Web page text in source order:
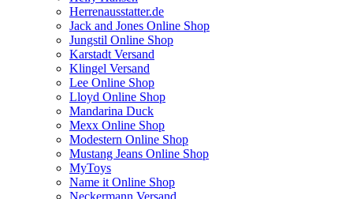
Herrenausstatter.de
Jack and Jones Online Shop
Jungstil Online Shop
Karstadt Versand
Klingel Versand
Lee Online Shop
Lloyd Online Shop
Mandarina Duck
Mexx Online Shop
Modestern Online Shop
Mustang Jeans Online Shop
MyToys
Name it Online Shop
Neckermann Versand